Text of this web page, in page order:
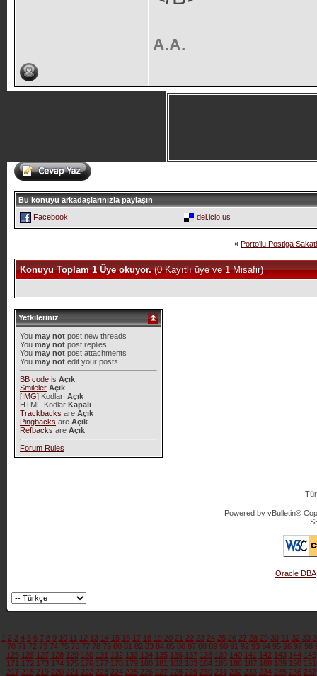
A.A.
Bu konuyu arkadaşlarınızla paylaşın
Facebook
del.icio.us
« Porto'lu Postiga
Konuyu Toplam 1 Üye okuyor.(0 Kayıtlı üye ve 1 Misafir)
Yetkileriniz
You may notpost new threads
You may notpost replies
You may notpost attachments
You may notedit your posts
BB codeis Açık
Smileler Açık
[IMG]Kodları Açık
HTML-KodlarıKapalı
Trackbacks are Açık
Pingbacks are Açık
Refbacks are Açık
Forum Rules
Powered by vBulletin®
Oracle DBA
1 2 3 4 5 6 7 8 9 10 11 12 13 14 15 16 17 18 19 20 21 22 23 24 25 26 27 28 29 30 31 32 33
70 71 72 73 74 75 76 77 78 79 80 81 82 83 84 85 86 87 88 89 90 91 92 93 94 95 96 97 98
125 126 127 128 129 130 131 132 133 134 135 136 137 138 139 140 141 142 143 144 145
171 172 173 174 175 176 177 178 179 180 181 182 183 184 185 186 187 188 189 190 191
217 218 219 220 221 222 223 224 225 226 227 228 229 230 231 232 233 234 235 236 237